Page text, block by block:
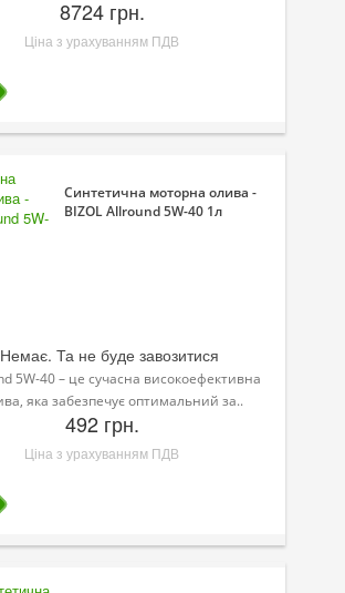
8724 грн.
Ціна з урахуванням ПДВ
Синтетична моторна олива -
BIZOL Allround 5W-40 1л
Немає. Та не буде завозитися
5W-40 – це сучасна високоефективна
яка забезпечує оптимальний за..
492 грн.
Ціна з урахуванням ПДВ